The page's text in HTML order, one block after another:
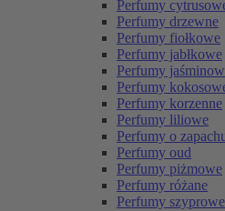
Perfumy
Perfumy drzewne
Perfumy fiołkowe
Perfumy jabłkowe
Perfumy
Perfumy
Perfumy korzenne
Perfumy liliowe
Perfumy o
Perfumy oud
Perfumy piżmowe
Perfumy różane
Perfumy szyprowe